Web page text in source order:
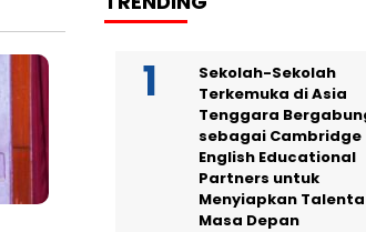
Sekolah-Sekolah
Terkemuka di Asia
Tenggara
sebagai Cambridge
English Educational
Partners untuk
Menyiapkan Talenta
Masa Depan